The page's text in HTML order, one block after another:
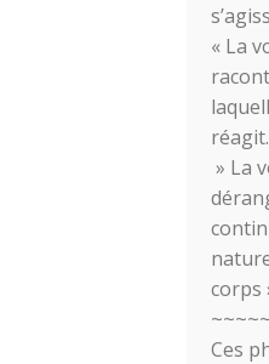
« La
» La
corps
Ces